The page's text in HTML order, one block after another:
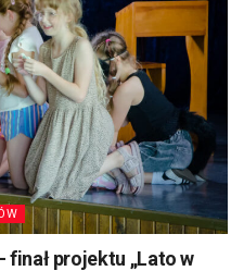
finał projektu „Lato w